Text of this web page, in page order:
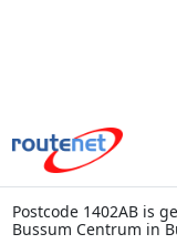
Postcode 1402AB is
Bussum Centrum in